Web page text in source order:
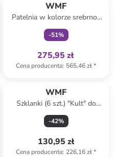
WMF
Patelnia w kolorze srebrno-
czarnym - Ø 32 cm
-51%
275,95 zł
Cena producenta: 565,46 zł*
WMF
Szklanki (6 szt.) "Kult" do
cappuccino - 250 ml
-42%
130,95 zł
Cena producenta: 226,16 zł*